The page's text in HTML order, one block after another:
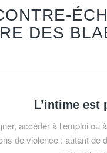
DES
L’intime est
accéder à l’emploi
de violence : autant de